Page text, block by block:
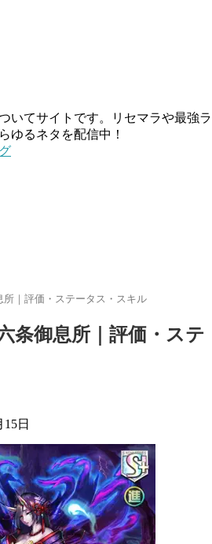
いてサイトです。リセマラや最強ラ
ゆるネタを配信中！
所｜評価・ステータス・スキル
条御息所｜評価・ステ
15日